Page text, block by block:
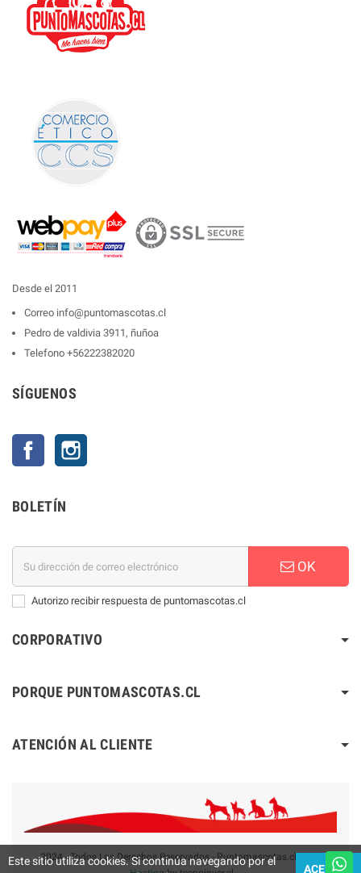
Desde el 2011
Correo info@puntomascotas.cl
Pedro de valdivia 3911, ñuñoa
Telefono +56222382020
SÍGUENOS
Facebook
BOLETÍN
OK
Autorizo recibir respuesta de puntomascotas.cl
CORPORATIVO
PORQUE PUNTOMASCOTAS.CL
ATENCIÓN AL CLIENTE
2024 - Todos Los Derechos Reservados - Puntomascotas.cl V2.0
Este sitio utiliza cookies. Si continúa navegando por el
ACEPTAR